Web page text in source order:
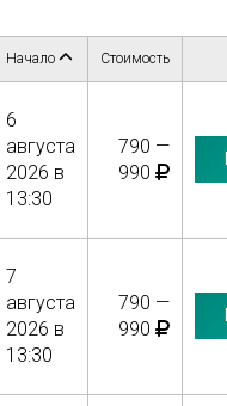
Начало Стоимость
6
августа
2026 в
13:30
790 —
990
7
августа
2026 в
13:30
790 —
990